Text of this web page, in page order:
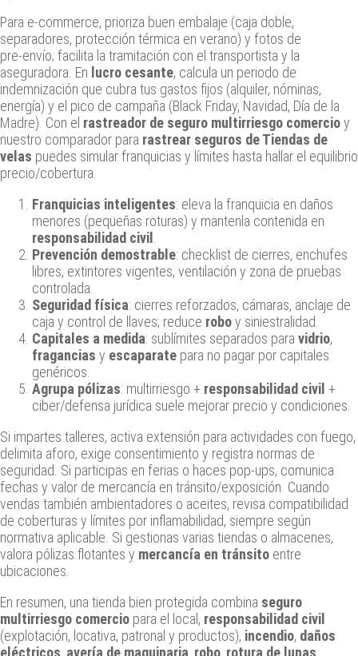
Para e‑commerce, prioriza buen embalaje (caja doble,
separadores, protección térmica en verano) y fotos de
pre‑envío; facilita la tramitación con el transportista y la
aseguradora. En lucro cesante, calcula un periodo de
indemnización que cubra tus gastos fijos (alquiler, nóminas,
energía) y el pico de campaña (Black Friday, Navidad, Día de la
Madre). Con el rastreador de seguro multirriesgo comercioy
nuestro comparador para rastrear seguros de Tiendas de
velas puedes simular franquicias y límites hasta hallar el equilibrio
precio/cobertura.
Franquicias inteligentes: eleva la franquicia en daños
menores (pequeñas roturas) y mantenla contenida en
responsabilidad civil
Prevención demostrable: checklist de cierres, enchufes
libres, extintores vigentes, ventilación y zona de pruebas
controlada.
Seguridad física: cierres reforzados, cámaras, anclaje de
caja y control de llaves; reduce roboy siniestralidad.
Capitales a medida: sublímites separados para vidrio,
fragancias y escaparate para no pagar por capitales
genéricos.
Agrupa pólizas: multirriesgo + responsabilidad civil +
ciber/defensa jurídica suele mejorar precio y condiciones.
Si impartes talleres, activa extensión para actividades con fuego,
delimita aforo, exige consentimiento y registra normas de
seguridad. Si participas en ferias o haces pop‑ups, comunica
fechas y valor de mercancía en tránsito/exposición. Cuando
vendas también ambientadores o aceites, revisa compatibilidad
de coberturas y límites por inflamabilidad, siempre según
normativa aplicable. Si gestionas varias tiendas o almacenes,
valora pólizas flotantes y mercancía en tránsito entre
ubicaciones.
En resumen, una tienda bien protegida combina seguro
multirriesgo comercio para el local, responsabilidad civil
(explotación, locativa, patronal y productos), incendio, daños
eléctricos avería de maquinaria robo rotura de lunas